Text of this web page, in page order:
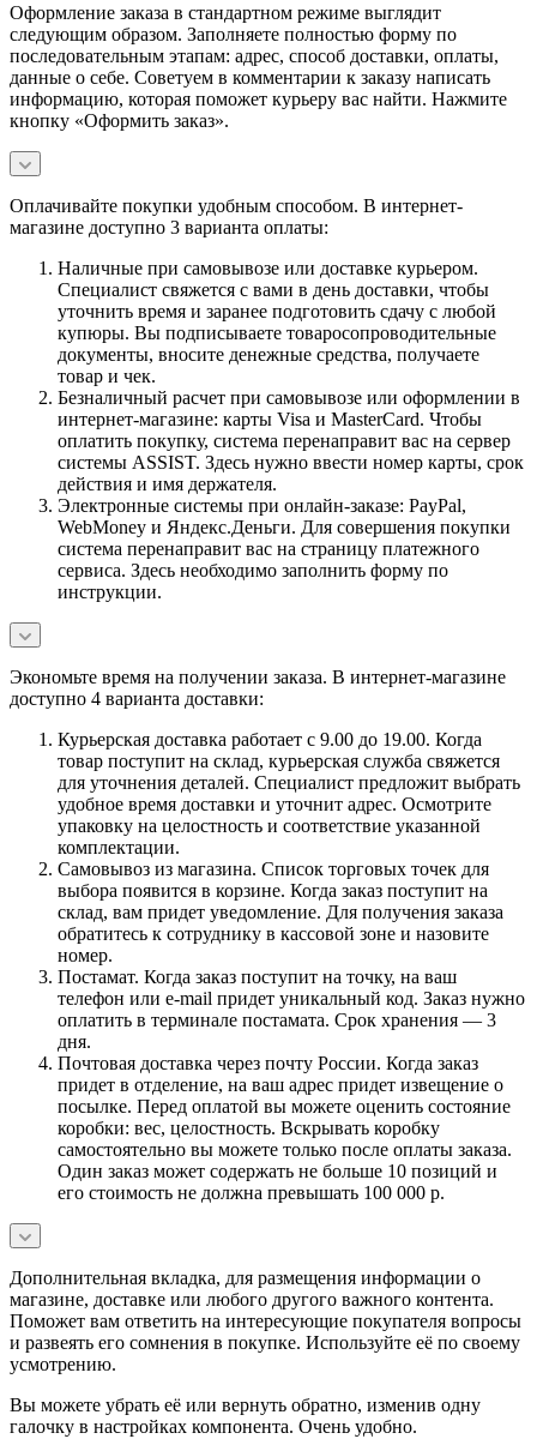
Оформление заказа в стандартном режиме выглядит
следующим образом. Заполняете полностью форму по
последовательным этапам: адрес, способ доставки, оплаты,
данные о себе. Советуем в комментарии к заказу написать
информацию, которая поможет курьеру вас найти. Нажмите
кнопку «Оформить заказ».
Оплачивайте покупки удобным способом. В интернет-
магазине доступно 3 варианта оплаты:
Наличные при самовывозе или доставке курьером.
Специалист свяжется с вами в день доставки, чтобы
уточнить время и заранее подготовить сдачу с любой
купюры. Вы подписываете товаросопроводительные
документы, вносите денежные средства, получаете
товар и чек.
Безналичный расчет при самовывозе или оформлении в
интернет-магазине: карты Visa и MasterCard. Чтобы
оплатить покупку, система перенаправит вас на сервер
системы ASSIST. Здесь нужно ввести номер карты, срок
действия и имя держателя.
Электронные системы при онлайн-заказе: PayPal,
WebMoney и Яндекс.Деньги. Для совершения покупки
система перенаправит вас на страницу платежного
сервиса. Здесь необходимо заполнить форму по
инструкции.
Экономьте время на получении заказа. В интернет-магазине
доступно 4 варианта доставки:
Курьерская доставка работает с 9.00 до 19.00. Когда
товар поступит на склад, курьерская служба свяжется
для уточнения деталей. Специалист предложит выбрать
удобное время доставки и уточнит адрес. Осмотрите
упаковку на целостность и соответствие указанной
комплектации.
Самовывоз из магазина. Список торговых точек для
выбора появится в корзине. Когда заказ поступит на
склад, вам придет уведомление. Для получения заказа
обратитесь к сотруднику в кассовой зоне и назовите
номер.
Постамат. Когда заказ поступит на точку, на ваш
телефон или e-mail придет уникальный код. Заказ нужно
оплатить в терминале постамата. Срок хранения — 3
дня.
Почтовая доставка через почту России. Когда заказ
придет в отделение, на ваш адрес придет извещение о
посылке. Перед оплатой вы можете оценить состояние
коробки: вес, целостность. Вскрывать коробку
самостоятельно вы можете только после оплаты заказа.
Один заказ может содержать не больше 10 позиций и
его стоимость не должна превышать 100 000 р.
Дополнительная вкладка, для размещения информации о
магазине, доставке или любого другого важного контента.
Поможет вам ответить на интересующие покупателя вопросы
и развеять его сомнения в покупке. Используйте её по своему
усмотрению.
Вы можете убрать её или вернуть обратно, изменив одну
галочку в настройках компонента. Очень удобно.